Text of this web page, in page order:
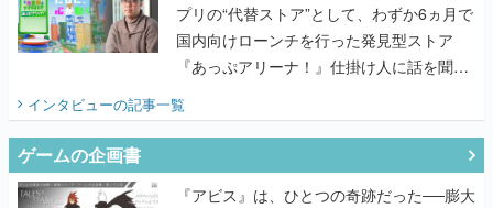
プリの“代替ストア”として、わずか6ヵ月で
国内向けローンチを行った発見型ストア
『あっぷアリーナ！』仕掛け人に話を聞い
インタビューの記事一覧
ゲームの企画書
『アビス』は、ひとつの奇跡だった──膨大